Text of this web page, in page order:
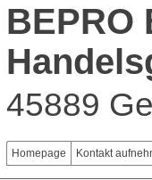
BEPRO
45889
Homepage Kontakt